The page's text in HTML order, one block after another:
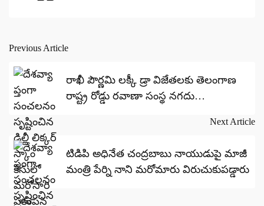
Post
navigation
Previous Article
రాఖీ పౌర్ణమి లక్కీ డ్రా విజేతలకు తెలంగాణ
రాష్ట్ర రోడ్డు రవాణా సంస్థ నగదు
Next Article
టిడిపి అధినేత చంద్రబాబు నాయుడుపై మాజీ
మంత్రి పేర్ని నాని మరోమారు విరుచుకుపడ్డారు